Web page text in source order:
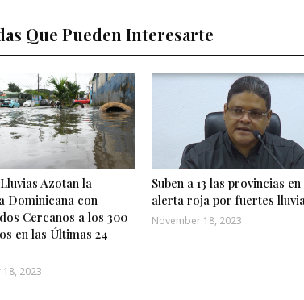
Que Pueden Interesarte
Azotan la
Dominicana con
Cercanos a los 300
en las Últimas 24
2023
Suben a 13 las provincias en
alerta roja por fuertes
November 18, 2023